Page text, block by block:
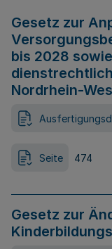
Gesetz zur
bis 2028
Nordrhein-
Seite 474
Gesetz zur